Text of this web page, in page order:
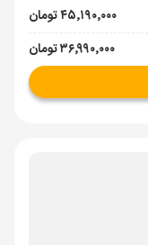
۴۵٬۱۹۰٬۰۰۰ تومان
۳۶٬۹۹۰٬۰۰۰ تومان